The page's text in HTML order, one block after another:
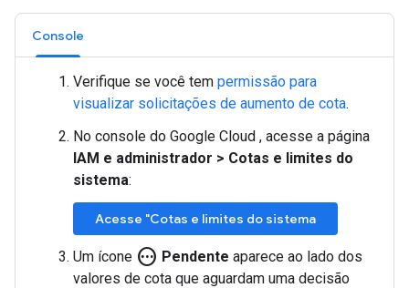
Console
Verifique se você tem permissão para
visualizar solicitações de aumento de cota.
No console do Google Cloud , acesse a página
IAM e administrador > Cotas e limites do
sistema:
Acesse "Cotas e limites do sistema
Um ícone pending Pendente aparece ao lado dos
valores de cota que aguardam uma decisão